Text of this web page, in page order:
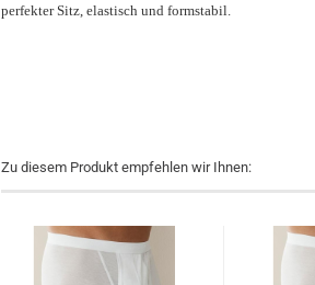
perfekter Sitz, elastisch und formstabil.
Zu diesem Produkt empfehlen wir Ihnen: